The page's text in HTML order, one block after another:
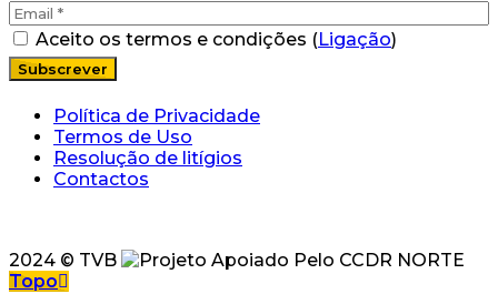
Aceito os termos e condições (Ligação)
Política de Privacidade
Termos de Uso
Resolução de litígios
Contactos
2024 © TVB
Topo